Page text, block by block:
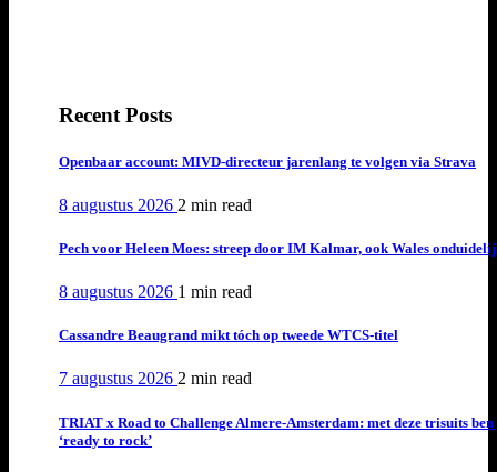
Recent Posts
Openbaar account: MIVD-directeur jarenlang te volgen via Strava
8 augustus 2026 2 min read
Pech voor Heleen Moes: streep door IM Kalmar, ook Wales
8 augustus 2026 1 min read
Cassandre Beaugrand mikt tóch op tweede WTCS-titel
7 augustus 2026 2 min read
TRIAT x Road to Challenge Almere-Amsterdam: met deze trisuits ben
‘ready to rock’